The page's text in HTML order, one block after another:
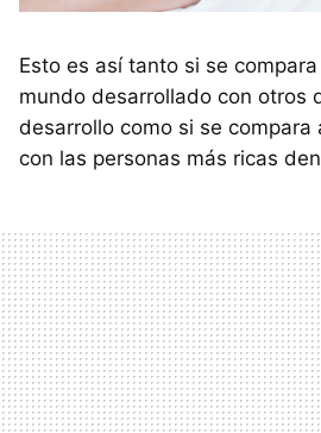
Esto es así tanto si se
mundo desarrollado con otros
desarrollo como si se compara
con las personas más ricas